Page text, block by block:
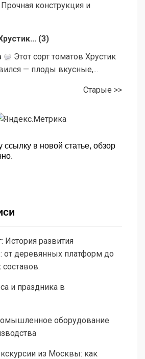
конструкция и
(3)
Этот сорт томатов Хрустик
— плоды вкусные,...
Старые >>
в новой статье, обзор
История развития
от деревянных платформ до
и праздника в
оборудование
из Москвы: как